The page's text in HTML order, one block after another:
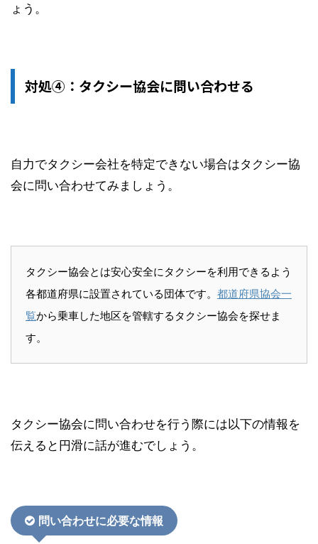
ょう。
対処④：タクシー協会に問い合わせる
自力でタクシー会社を特定できない場合はタクシー協
会に問い合わせてみましょう。
タクシー協会とは安心安全にタクシーを利用できるよう
各都道府県に設置されている団体です。 都道府県協会一
覧から乗車した地区を管轄するタクシー協会を探せま
す。
タクシー協会に問い合わせを行う際には以下の情報を
伝えると円滑に話が進むでしょう。
問い合わせに必要な情報